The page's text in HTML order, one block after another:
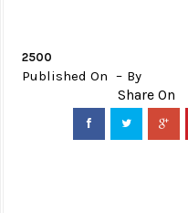
2500
Published On By